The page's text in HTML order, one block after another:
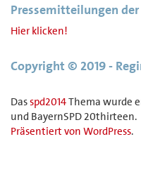
Pressemitteilungen
Hier klicken!
Copyright © 2019 -
Dasspd2014Thema wurde
und BayernSPD 20thirteen.
Präsentiert von WordPress.